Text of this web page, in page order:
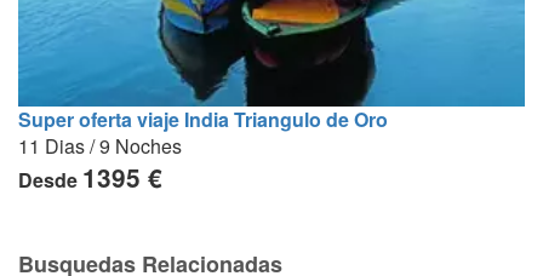
Super oferta viaje India Triangulo de Oro
11 Dias / 9 Noches
Desde 1395 €
Busquedas Relacionadas